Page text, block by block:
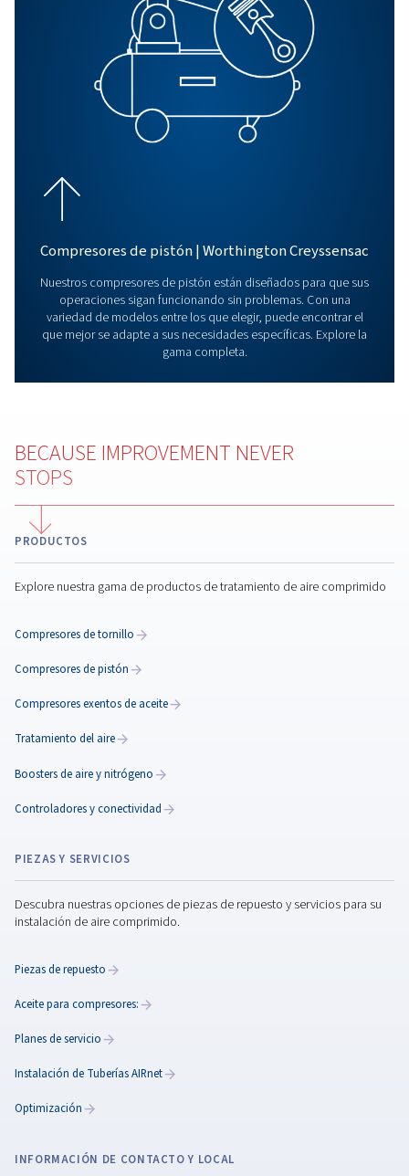
Todos los productos
Explore todos nuestros productos, incluidos
tornillo, un compresor de pistón y un booster. Explore
nuestros productos de tratamiento del aire, así como
velocidad variable, diseñados para ofrecer
energética, fiabilidad y rendimiento en diversas